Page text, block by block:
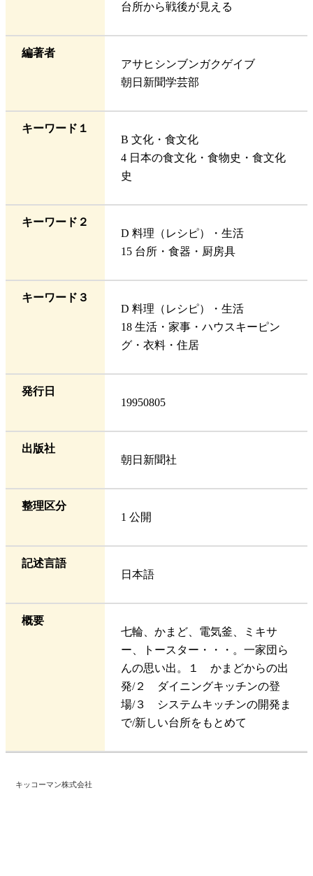
台所から戦後が見える
編著者
アサヒシンブンガクゲイブ
朝日新聞学芸部
キーワード１
B 文化・食文化
4 日本の食文化・食物史・食文化
史
キーワード２
D 料理（レシピ）・生活
15 台所・食器・厨房具
キーワード３
D 料理（レシピ）・生活
18 生活・家事・ハウスキーピン
グ・衣料・住居
発行日
19950805
出版社
朝日新聞社
整理区分
1 公開
記述言語
日本語
概要
七輪、かまど、電気釜、ミキサ
ー、トースター・・・。一家団ら
んの思い出。１ かまどからの出
発/２ ダイニングキッチンの登
場/３ システムキッチンの開発ま
で/新しい台所をもとめて
キッコーマン株式会社